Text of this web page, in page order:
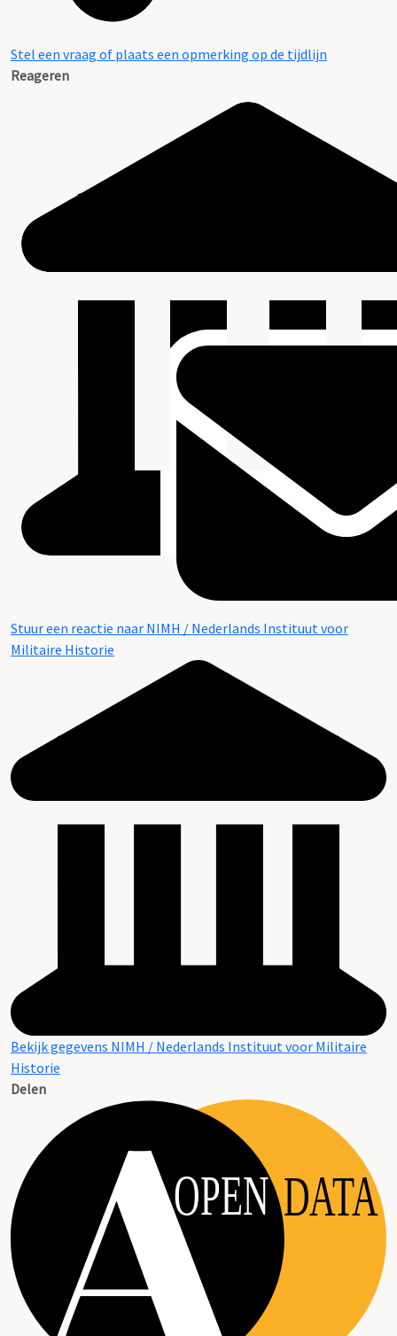
Stel een vraag of plaats een opmerking op de tijdlijn
Reageren
Stuur een reactie naar NIMH / Nederlands Instituut voor
Militaire Historie
Bekijk gegevens NIMH / Nederlands Instituut voor Militaire
Historie
Delen
OPEN DATA